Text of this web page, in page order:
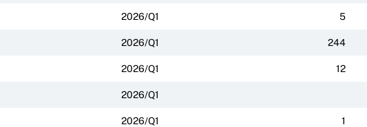
2026/Q1 5
2026/Q1 244
2026/Q1 12
2026/Q1
2026/Q1 1